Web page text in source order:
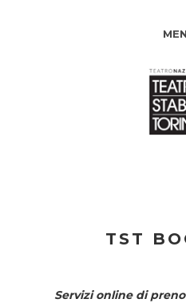
TST
Servizi online di